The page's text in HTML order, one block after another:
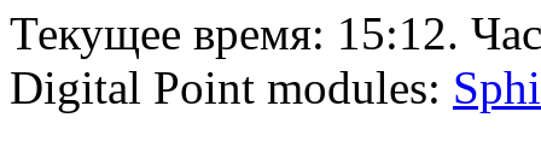
Текущее время: 15:12.
Digital Point modules: